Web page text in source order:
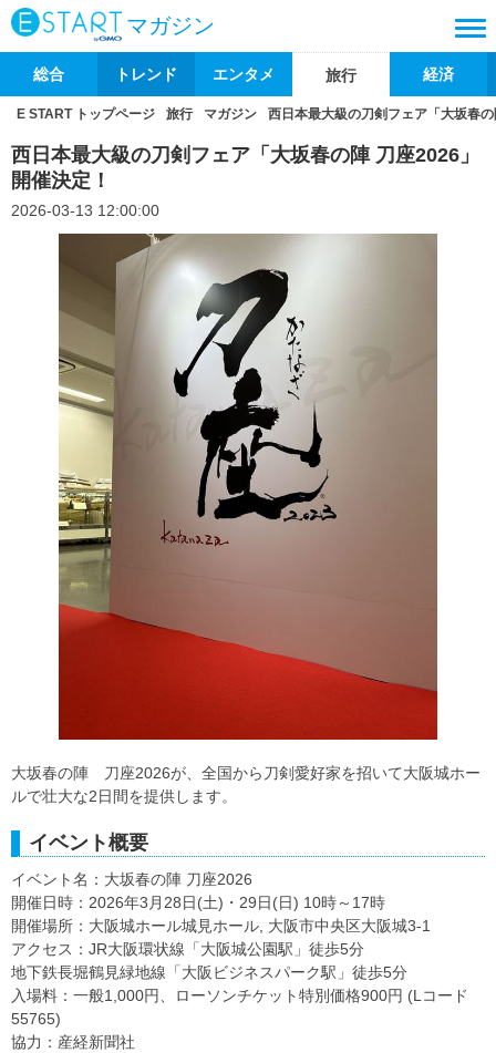
マガジン
総合 トレンド エンタメ 旅行 経済
E START トップページ 旅行 マガジン 西日本最大級の刀剣フェア「大坂春
西日本最大級の刀剣フェア「大坂春の陣 刀座2026」
開催決定！
2026-03-13 12:00:00
大坂春の陣 刀座2026が、全国から刀剣愛好家を招いて大阪城ホー
ルで壮大な2日間を提供します。
イベント概要
イベント名：大坂春の陣 刀座2026
開催日時：2026年3月28日(土)・29日(日) 10時～17時
開催場所：大阪城ホール城見ホール, 大阪市中央区大阪城3-1
アクセス：JR大阪環状線「大阪城公園駅」徒歩5分
地下鉄長堀鶴見緑地線「大阪ビジネスパーク駅」徒歩5分
入場料：一般1,000円、ローソンチケット特別価格900円 (Lコード
55765)
協力：産経新聞社